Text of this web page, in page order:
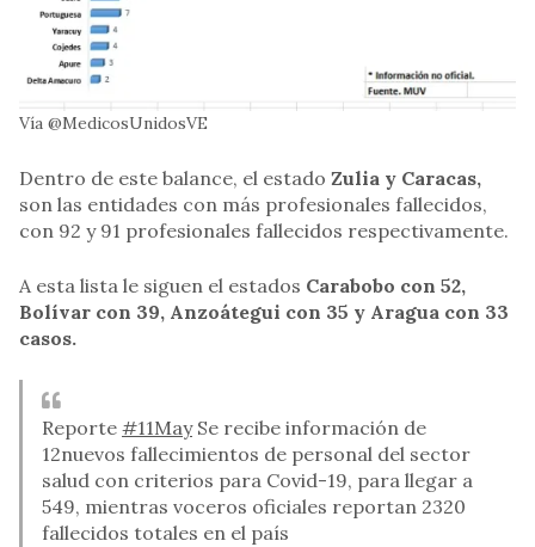
Vía @MedicosUnidosVE
Dentro de este balance, el estado Zulia y Caracas,
son las entidades con más profesionales fallecidos,
con 92 y 91 profesionales fallecidos respectivamente.
A esta lista le siguen el estados Carabobo con 52,
Bolívar con 39, Anzoátegui con 35 y Aragua con 33
casos.
Reporte #11MaySe recibe información de
12nuevos fallecimientos de personal del sector
salud con criterios para Covid-19, para llegar a
549, mientras voceros oficiales reportan 2320
fallecidos totales en el país